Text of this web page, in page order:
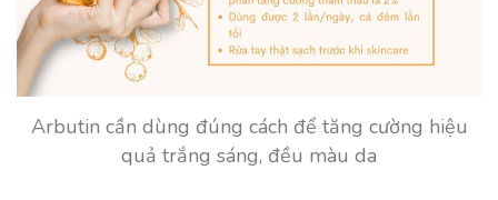
Arbutin cần dùng đúng cách để tăng cường hiệu
quả trắng sáng, đều màu da